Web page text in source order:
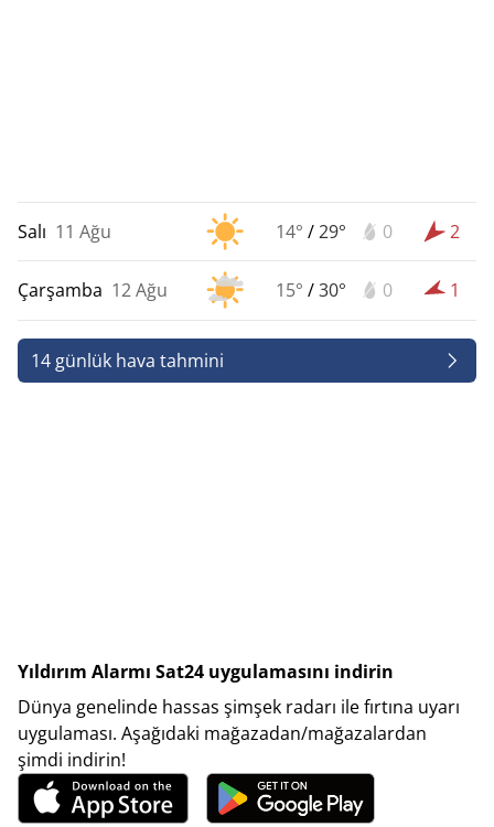
Salı 11 Ağu 14° /29° 0 2
Çarşamba 12 Ağu 15° /30° 0 1
14 günlük hava tahmini
Yıldırım Alarmı Sat24 uygulamasını indirin
Dünya genelinde hassas şimşek radarı ile fırtına uyarı
uygulaması. Aşağıdaki mağazadan/mağazalardan
şimdi indirin!